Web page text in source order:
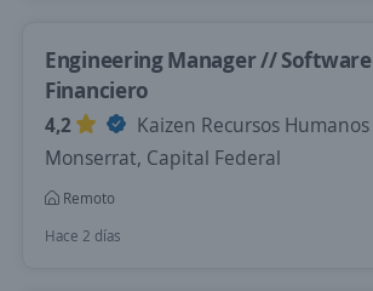
Engineering Manager // Software
Financiero
4,2
Kaizen Recursos Humanos
Monserrat, Capital Federal
Remoto
Hace 2 días